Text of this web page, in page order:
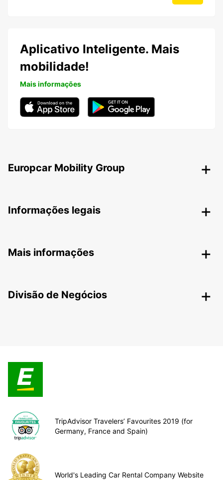
Aplicativo Inteligente. Mais
mobilidade!
Mais informações
Europcar Mobility Group
Informações legais
Mais informações
Divisão de Negócios
TripAdvisor Travelers’ Favourites 2019 (for
Germany, France and Spain)
World's Leading Car Rental Company Website